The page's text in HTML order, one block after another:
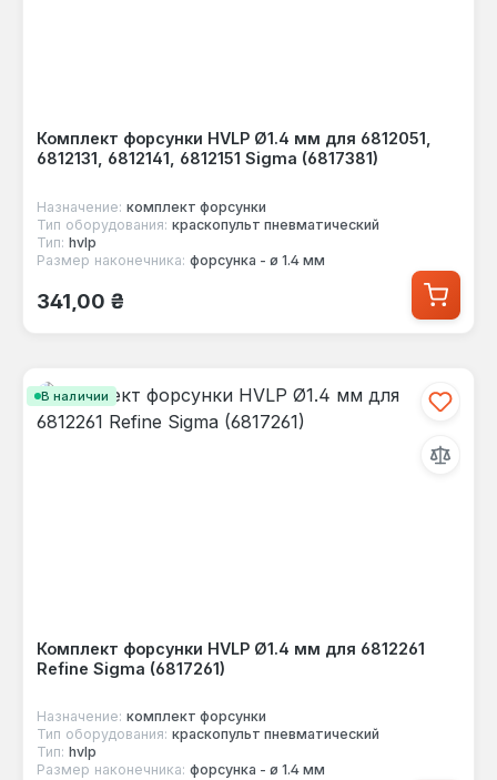
Комплект форсунки HVLP Ø1.4 мм для 6812051,
6812131, 6812141, 6812151 Sigma (6817381)
Назначение: комплект форсунки
Тип оборудования: краскопульт пневматический
Тип: hvlp
Размер наконечника: форсунка - ø 1.4 мм
Обычная цена:
341,00 ₴
В наличии
Комплект форсунки HVLP Ø1.4 мм для 6812261
Refine Sigma (6817261)
Назначение: комплект форсунки
Тип оборудования: краскопульт пневматический
Тип: hvlp
Размер наконечника: форсунка - ø 1.4 мм